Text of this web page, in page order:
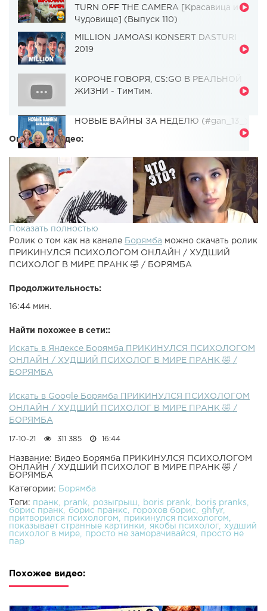
TURN OFF THE CAMERA [Красавица и
Чудовище] (Выпуск 110)
MILLION JAMOASI KONSERT DASTURI
2019
КОРОЧЕ ГОВОРЯ, CS:GO В РЕАЛЬНОЙ
ЖИЗНИ - ТимТим.
НОВЫЕ ВАЙНЫ ЗА НЕДЕЛЮ (#gan_13_)
Описание видео:
Показать полностью
Ролик о том как на канеле Борямба можно скачать ролик
ПРИКИНУЛСЯ ПСИХОЛОГОМ ОНЛАЙН / ХУДШИЙ
ПСИХОЛОГ В МИРЕ ПРАНК 🤣 / БОРЯМБА
Продолжительность:
16:44 мин.
Найти похожее в сети::
Искать в Яндексе Борямба ПРИКИНУЛСЯ ПСИХОЛОГОМ
ОНЛАЙН / ХУДШИЙ ПСИХОЛОГ В МИРЕ ПРАНК 🤣 /
БОРЯМБА
Искать в Google Борямба ПРИКИНУЛСЯ ПСИХОЛОГОМ
ОНЛАЙН / ХУДШИЙ ПСИХОЛОГ В МИРЕ ПРАНК 🤣 /
БОРЯМБА
17-10-21 311 385 16:44
Название: Видео Борямба ПРИКИНУЛСЯ ПСИХОЛОГОМ
ОНЛАЙН / ХУДШИЙ ПСИХОЛОГ В МИРЕ ПРАНК 🤣 /
БОРЯМБА
Категории: Борямба
Теги: пранк prank розыгрыш boris prank
boris pranks
борис пранк
борис пранкс горохов борис
ghfyr
притворился психологом
прикинулся психологом
показывает странные картинки
якобы психолог
худший
психолог в мире
просто не заморачивайся
просто не
пар
Похожее видео: